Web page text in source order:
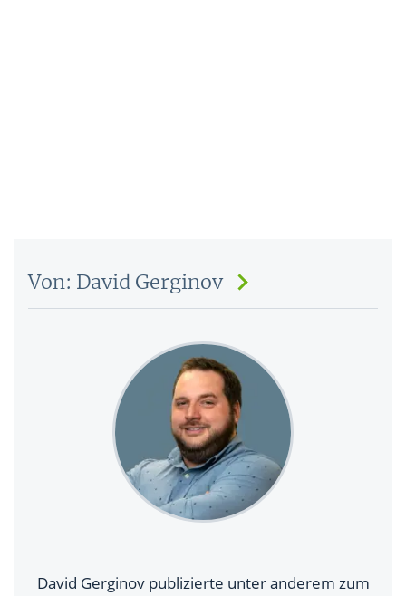
Von: David Gerginov
David Gerginov publizierte unter anderem zum